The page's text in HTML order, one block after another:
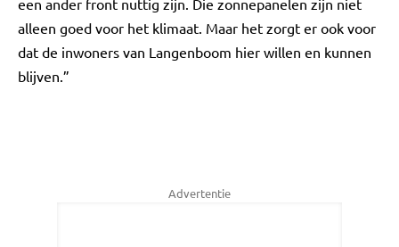
een ander front nuttig zijn. Die zonnepanelen zijn niet
alleen goed voor het klimaat. Maar het zorgt er ook voor
dat de inwoners van Langenboom hier willen en kunnen
blijven.”
Advertentie